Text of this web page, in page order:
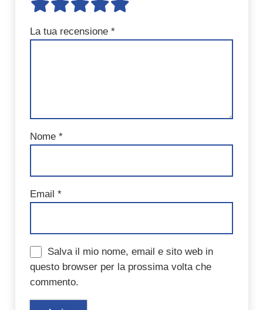
La tua recensione *
Nome *
Email *
Salva il mio nome, email e sito web in
questo browser per la prossima volta che
commento.